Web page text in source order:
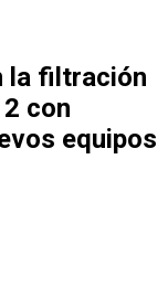
la filtración
con
equipos